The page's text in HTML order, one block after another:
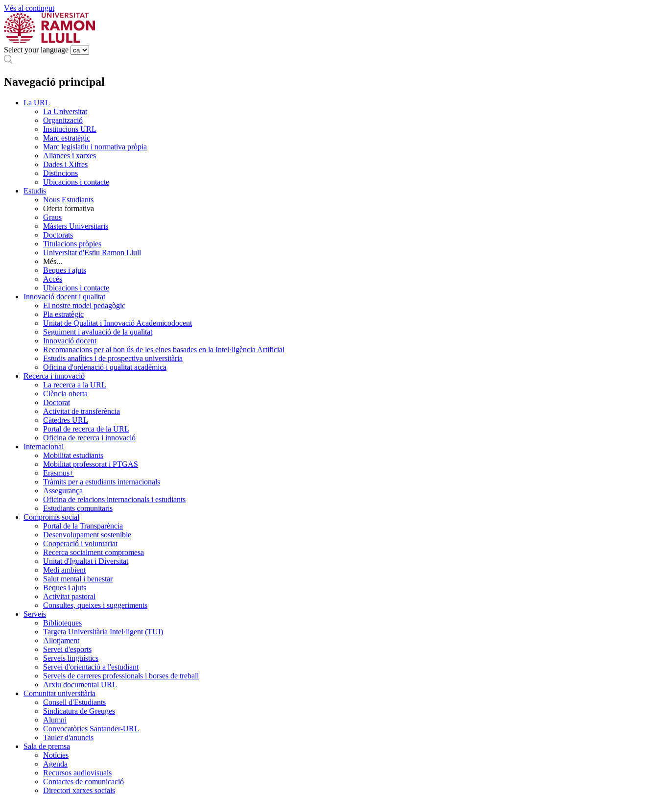
Vés al contingut
Select your language
Navegació principal
La URL
La Universitat
Organització
Institucions URL
Marc estratègic
Marc legislatiu i normativa pròpia
Aliances i xarxes
Dades i Xifres
Distincions
Ubicacions i contacte
Estudis
Nous Estudiants
Oferta formativa
Graus
Màsters Universitaris
Doctorats
Titulacions pròpies
Universitat d'Estiu Ramon Llull
Més...
Beques i ajuts
Accés
Ubicacions i contacte
Innovació docent i qualitat
El nostre model pedagògic
Pla estratègic
Unitat de Qualitat i Innovació Academicodocent
Seguiment i avaluació de la qualitat
Innovació docent
Recomanacions per al bon ús de les eines basades en la Intel·ligència Artificial
Estudis analítics i de prospectiva universitària
Oficina d'ordenació i qualitat acadèmica
Recerca i innovació
La recerca a la URL
Ciència oberta
Doctorat
Activitat de transferència
Càtedres URL
Portal de recerca de la URL
Oficina de recerca i innovació
Internacional
Mobilitat estudiants
Mobilitat professorat i PTGAS
Erasmus+
Tràmits per a estudiants internacionals
Assegurança
Oficina de relacions internacionals i estudiants
Estudiants comunitaris
Compromís social
Portal de la Transparència
Desenvolupament sostenible
Cooperació i voluntariat
Recerca socialment compromesa
Unitat d'Igualtat i Diversitat
Medi ambient
Salut mental i benestar
Beques i ajuts
Activitat pastoral
Consultes, queixes i suggeriments
Serveis
Biblioteques
Targeta Universitària Intel·ligent (TUI)
Allotjament
Servei d'esports
Serveis lingüístics
Servei d'orientació a l'estudiant
Serveis de carreres professionals i borses de treball
Arxiu documental URL
Comunitat universitària
Consell d'Estudiants
Sindicatura de Greuges
Alumni
Convocatòries Santander-URL
Tauler d'anuncis
Sala de premsa
Notícies
Agenda
Recursos audiovisuals
Contactes de comunicació
Directori xarxes socials